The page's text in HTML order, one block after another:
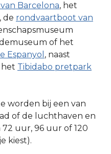
Barcelona, het
, de rondvaartboot van
of het
Espanyol , naast
Tibidabo pretpark
worden bij een van
of de luchthaven en
uur, 96 uur of 120
kiest).